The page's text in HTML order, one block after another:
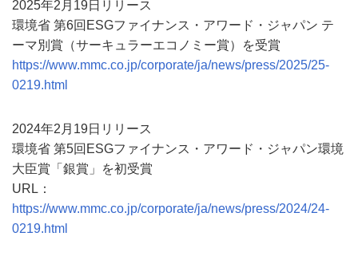
2025年2月19日リリース
環境省 第6回ESGファイナンス・アワード・ジャパン テ
ーマ別賞（サーキュラーエコノミー賞）を受賞
https://www.mmc.co.jp/corporate/ja/news/press/2025/25-
0219.html
2024年2月19日リリース
環境省 第5回ESGファイナンス・アワード・ジャパン環境
大臣賞「銀賞」を初受賞
URL：
https://www.mmc.co.jp/corporate/ja/news/press/2024/24-
0219.html